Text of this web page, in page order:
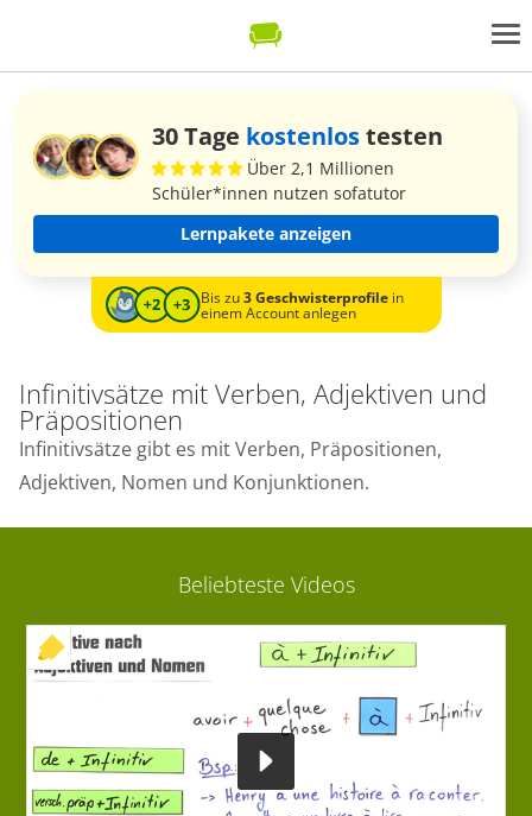
30 Tage kostenlostesten
Über 2,1 Millionen
Schüler*innen nutzen sofatutor
Lernpakete anzeigen
Bis zu3 Geschwisterprofilein
einem Account anlegen
Infinitivsätze mit Verben, Adjektiven und
Präpositionen
Infinitivsätze gibt es mit Verben, Präpositionen,
Adjektiven, Nomen und Konjunktionen.
Beliebteste Videos
+ INTERAKTIVE ÜBUNG